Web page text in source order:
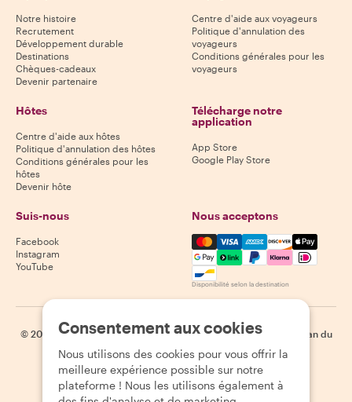
Notre histoire
Recrutement
Développement durable
Destinations
Chèques-cadeaux
Devenir partenaire
Centre d'aide aux voyageurs
Politique d'annulation des
voyageurs
Conditions générales pour les
voyageurs
Hôtes
Centre d'aide aux hôtes
Politique d'annulation des hôtes
Conditions générales pour les
hôtes
Devenir hôte
Télécharge notre
application
App Store
Google Play Store
Suis-nous
Facebook
Instagram
YouTube
Nous acceptons
Mastercard, Visa, Amex,
Disponibilité selon la destination
© 2026 Withlocals.com | Politique de confidentialité | Cookies
Plan du
site
Consentement aux cookies
Nous utilisons des cookies pour vous offrir la
meilleure expérience possible sur notre
plateforme ! Nous les utilisons également à